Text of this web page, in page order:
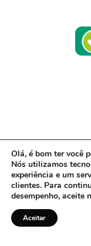
Olá, é bom ter você
Nós utilizamos
experiência e um
clientes. Para
desempenho, aceite
Aceitar